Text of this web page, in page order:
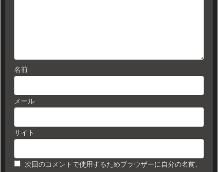
名前
メール
サイト
次回のコメントで使用するためブラウザーに自分の名前、